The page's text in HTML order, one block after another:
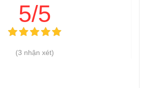
5/5
(3 nhận xét)